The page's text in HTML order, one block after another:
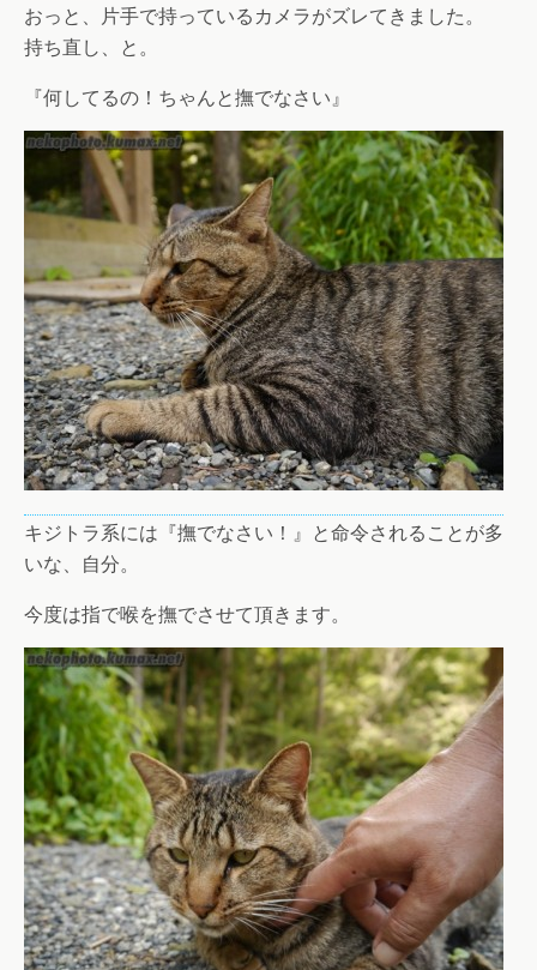
おっと、片手で持っているカメラがズレてきました。
持ち直し、と。
『何してるの！ちゃんと撫でなさい』
キジトラ系には『撫でなさい！』と命令されることが多
いな、自分。
今度は指で喉を撫でさせて頂きます。